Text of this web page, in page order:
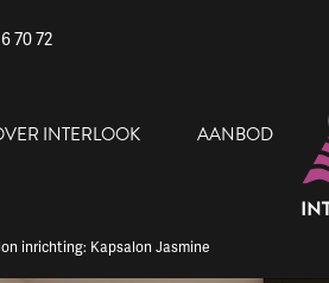
INTERLOOK AANBOD
70 72
inrichting: Kapsalon Jasmine